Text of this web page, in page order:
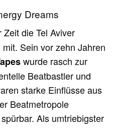
Dreams
die Tel Aviver
Sein vor zehn Jahren
wurde rasch zur
Beatbastler und
starke Einflüsse aus
Beatmetropole
Als umtriebigster